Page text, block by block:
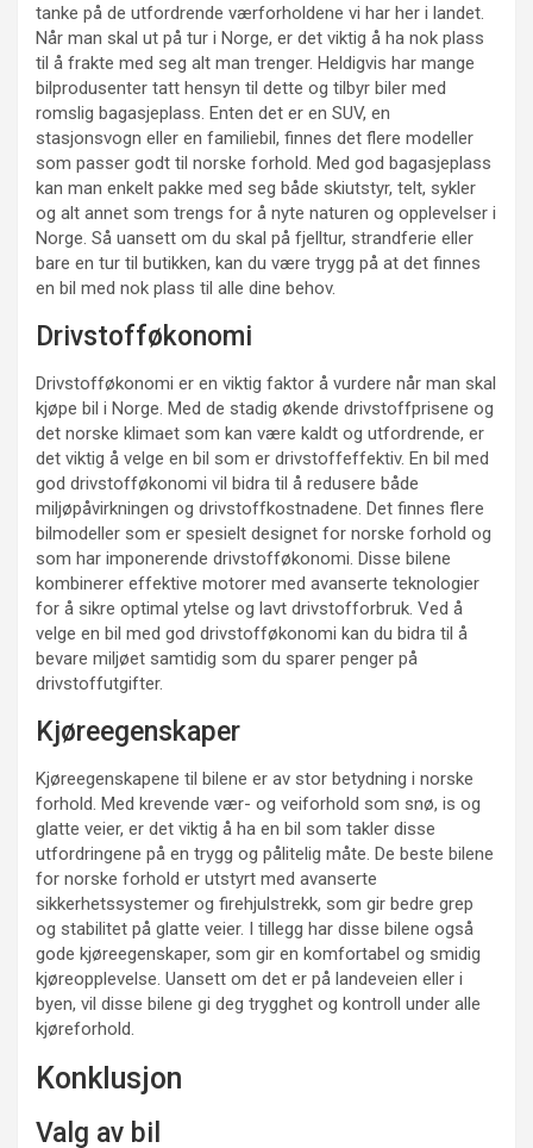
tanke på de utfordrende værforholdene vi har her i landet.
Når man skal ut på tur i Norge, er det viktig å ha nok plass
til å frakte med seg alt man trenger. Heldigvis har mange
bilprodusenter tatt hensyn til dette og tilbyr biler med
romslig bagasjeplass. Enten det er en SUV, en
stasjonsvogn eller en familiebil, finnes det flere modeller
som passer godt til norske forhold. Med god bagasjeplass
kan man enkelt pakke med seg både skiutstyr, telt, sykler
og alt annet som trengs for å nyte naturen og opplevelser i
Norge. Så uansett om du skal på fjelltur, strandferie eller
bare en tur til butikken, kan du være trygg på at det finnes
en bil med nok plass til alle dine behov.
Drivstofføkonomi
Drivstofføkonomi er en viktig faktor å vurdere når man skal
kjøpe bil i Norge. Med de stadig økende drivstoffprisene og
det norske klimaet som kan være kaldt og utfordrende, er
det viktig å velge en bil som er drivstoffeffektiv. En bil med
god drivstofføkonomi vil bidra til å redusere både
miljøpåvirkningen og drivstoffkostnadene. Det finnes flere
bilmodeller som er spesielt designet for norske forhold og
som har imponerende drivstofføkonomi. Disse bilene
kombinerer effektive motorer med avanserte teknologier
for å sikre optimal ytelse og lavt drivstofforbruk. Ved å
velge en bil med god drivstofføkonomi kan du bidra til å
bevare miljøet samtidig som du sparer penger på
drivstoffutgifter.
Kjøreegenskaper
Kjøreegenskapene til bilene er av stor betydning i norske
forhold. Med krevende vær- og veiforhold som snø, is og
glatte veier, er det viktig å ha en bil som takler disse
utfordringene på en trygg og pålitelig måte. De beste bilene
for norske forhold er utstyrt med avanserte
sikkerhetssystemer og firehjulstrekk, som gir bedre grep
og stabilitet på glatte veier. I tillegg har disse bilene også
gode kjøreegenskaper, som gir en komfortabel og smidig
kjøreopplevelse. Uansett om det er på landeveien eller i
byen, vil disse bilene gi deg trygghet og kontroll under alle
kjøreforhold.
Konklusjon
Valg av bil